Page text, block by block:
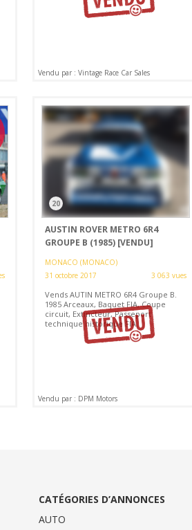
Vendu par : Vintage Race Car Sales
20
AUSTIN ROVER METRO 6R4
GROUPE B (1985) [VENDU]
MONACO (MONACO)
31 octobre 2017
3 063 vues
Vends AUTIN METRO 6R4 Groupe B.
1985 Arceaux, Baquet FIA, Coupe
circuit, Extincteur, Passeport
technique historique FIA.
Vendu par : DPM Motors
CATÉGORIES D’ANNONCES
AUTO